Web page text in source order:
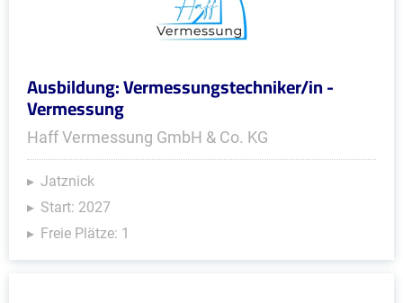
Ausbildung: Vermessungstechniker/in -
Vermessung
Haff Vermessung GmbH & Co. KG
Jatznick
Start: 2027
Freie Plätze: 1